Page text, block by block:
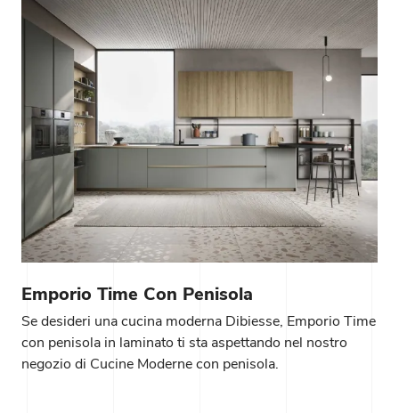
Emporio Time Con Penisola
Se desideri una cucina moderna Dibiesse, Emporio Time
con penisola in laminato ti sta aspettando nel nostro
negozio di Cucine Moderne con penisola.